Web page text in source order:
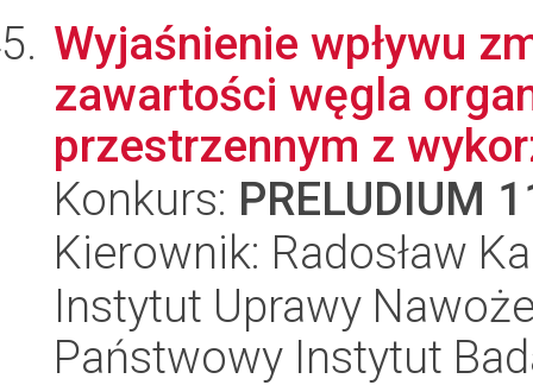
Wyjaśnienie wpływu
zawartości węgla
przestrzennym z
Konkurs: PRELUDIUM
Kierownik: Radosław
Instytut Uprawy
Państwowy Instytut